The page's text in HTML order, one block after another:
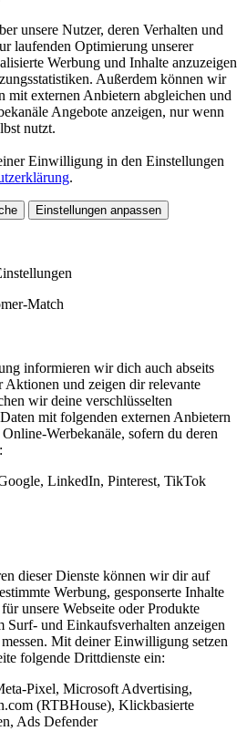
unsere Nutzer, deren Verhalten und
laufenden Optimierung unserer
Werbung und Inhalte anzuzeigen
Außerdem können wir
mit externen Anbietern abgleichen und
Angebote anzeigen, nur wenn
nutzt.
Einwilligung in den Einstellungen
.
Einstellungen anpassen
Match
informieren wir dich auch abseits
Aktionen und zeigen dir relevante
wir deine verschlüsselten
mit folgenden externen Anbietern
Werbekanäle, sofern du deren
LinkedIn, Pinterest, TikTok
dieser Dienste können wir dir auf
Werbung, gesponserte Inhalte
unsere Webseite oder Produkte
Surf- und Einkaufsverhalten anzeigen
Mit deiner Einwilligung setzen
folgende Drittdienste ein:
Pixel, Microsoft Advertising,
(RTBHouse), Klickbasierte
Ads Defender